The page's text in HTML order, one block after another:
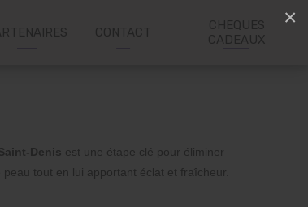
×
CONTACT
CHEQUES
CADEAUX
Denis est une étape clé pour éliminer
tout en lui apportant éclat et fraîcheur.